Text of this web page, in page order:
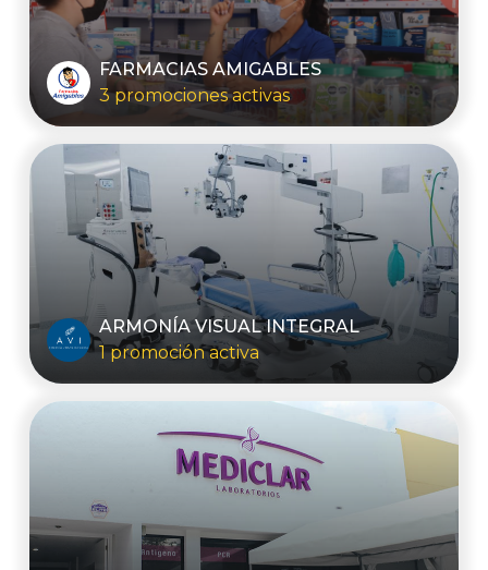
FARMACIAS AMIGABLES
3 promociones activas
ARMONÍA VISUAL INTEGRAL
1 promoción activa